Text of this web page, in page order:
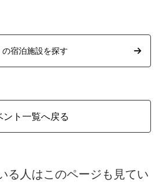
の宿泊施設を探す
ント一覧へ戻る
る人はこのページも見てい